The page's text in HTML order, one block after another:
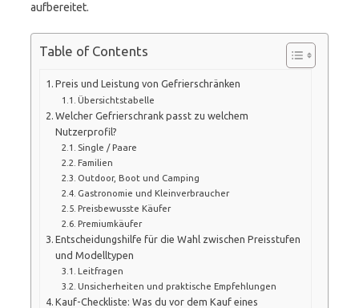
aufbereitet.
Table of Contents
Preis und Leistung von Gefrierschränken
Übersichtstabelle
Welcher Gefrierschrank passt zu welchem
Nutzerprofil?
Single / Paare
Familien
Outdoor, Boot und Camping
Gastronomie und Kleinverbraucher
Preisbewusste Käufer
Premiumkäufer
Entscheidungshilfe für die Wahl zwischen Preisstufen
und Modelltypen
Leitfragen
Unsicherheiten und praktische Empfehlungen
Kauf-Checkliste: Was du vor dem Kauf eines